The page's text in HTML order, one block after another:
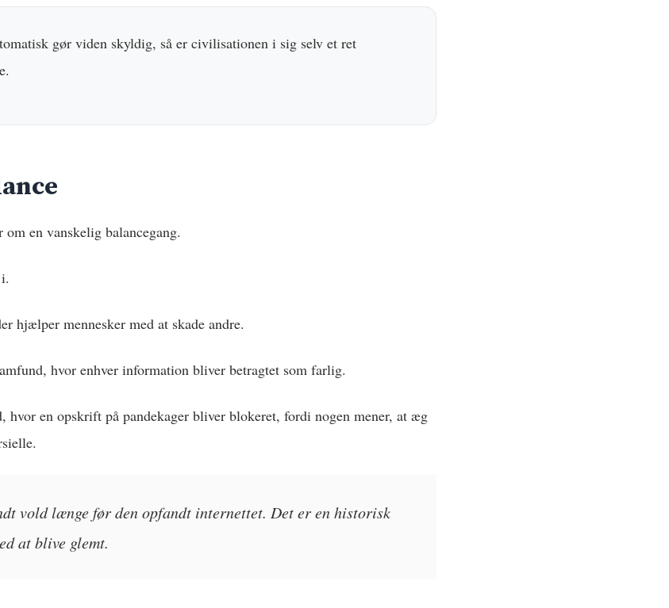
gør viden skyldig, så er civilisationen i sig selv et ret
en vanskelig balancegang.
hjælper mennesker med at skade andre.
hvor enhver information bliver betragtet som farlig.
hvor en opskrift på pandekager bliver blokeret, fordi nogen mener, at æg
vold længe før den opfandt internettet. Det er en historisk
at blive glemt.